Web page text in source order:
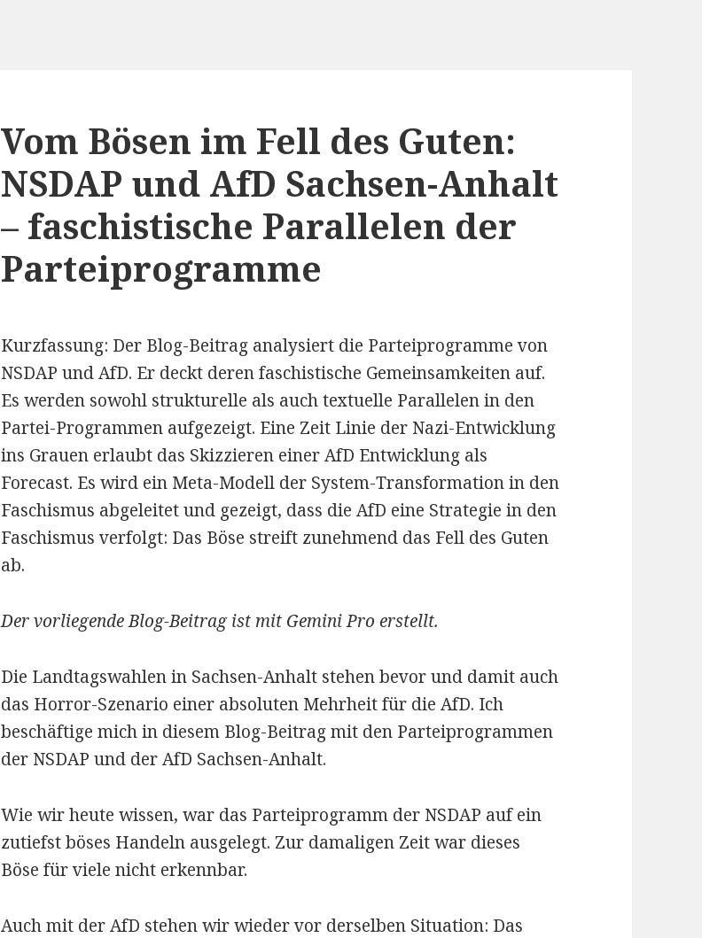
Vom Bösen im Fell des Guten:
NSDAP und AfD Sachsen-Anhalt
– faschistische Parallelen der
Parteiprogramme
Kurzfassung: Der Blog-Beitrag analysiert die Parteiprogramme von
NSDAP und AfD. Er deckt deren faschistische Gemeinsamkeiten auf.
Es werden sowohl strukturelle als auch textuelle Parallelen in den
Partei-Programmen aufgezeigt. Eine Zeit Linie der Nazi-Entwicklung
ins Grauen erlaubt das Skizzieren einer AfD Entwicklung als
Forecast. Es wird ein Meta-Modell der System-Transformation in den
Faschismus abgeleitet und gezeigt, dass die AfD eine Strategie in den
Faschismus verfolgt: Das Böse streift zunehmend das Fell des Guten
ab.
Der vorliegende Blog-Beitrag ist mit Gemini Pro erstellt.
Die Landtagswahlen in Sachsen-Anhalt stehen bevor und damit auch
das Horror-Szenario einer absoluten Mehrheit für die AfD. Ich
beschäftige mich in diesem Blog-Beitrag mit den Parteiprogrammen
der NSDAP und der AfD Sachsen-Anhalt.
Wie wir heute wissen, war das Parteiprogramm der NSDAP auf ein
zutiefst böses Handeln ausgelegt. Zur damaligen Zeit war dieses
Böse für viele nicht erkennbar.
Auch mit der AfD stehen wir wieder vor derselben Situation: Das